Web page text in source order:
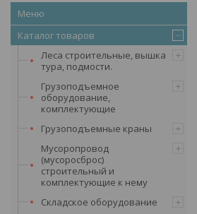
Каталог товаров
Леса строительные, вышка
тура, подмости.
Грузоподъемное
оборудование,
комплектующие
Грузоподъемные краны
Мусоропровод
(мусоросброс)
строительный и
комплектующие к нему
Складское оборудование